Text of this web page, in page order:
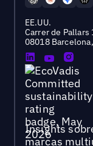
EE.UU.
Carrer de Pallars
08018
Insights
marcas